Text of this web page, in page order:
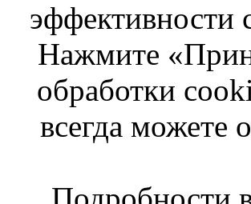
эффективности
Нажмите
обработки
всегда можете